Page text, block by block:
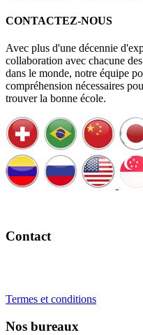
CONTACTEZ-NOUS
Avec plus d'une décennie
collaboration avec chacune
dans le monde, notre équipe
compréhension nécessaires
trouver la bonne école.
Contact
Termes et conditions
Nos bureaux